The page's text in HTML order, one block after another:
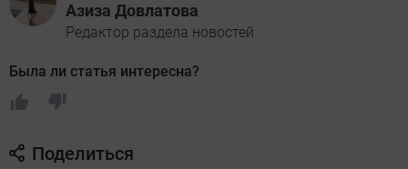
Азиза Довлатова
Редактор раздела новостей
Была ли статья интересна?
Поделиться